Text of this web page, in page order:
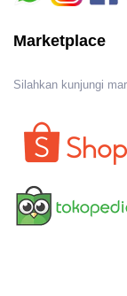
Marketplace
Silahkan kunjungi